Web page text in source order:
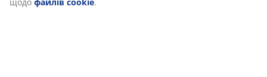
щодо файлів cookie.